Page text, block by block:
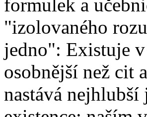
formulek a
"izolovaného
jedno": Existuje
osobnější než cit
nastává